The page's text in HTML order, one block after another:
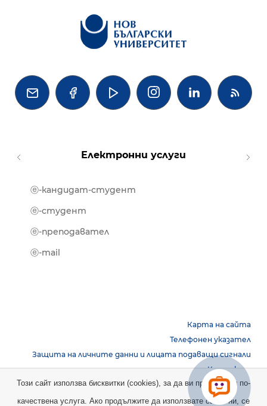
   
Електронни услуги
ⓔ-кандидат-студент
ⓔ-студент
ⓔ-преподавател
ⓔ-mail
Карта на сайта
Телефонен указател
Защита на личните данни и лицата подаващи сигнали
Контакти
Copyright © 2026 НБУ. Всички права запазени.
Този сайт използва бисквитки (cookies), за да ви предостави по-
качествена услуга. Ако продължите да използвате сайта ни, се